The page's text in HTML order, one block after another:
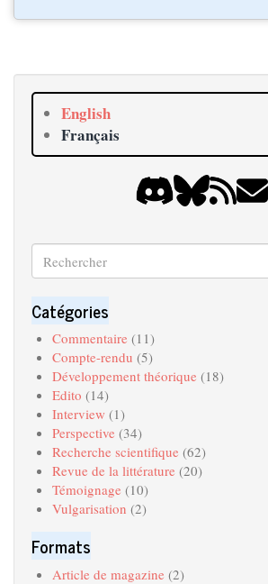
English
Français
Search
Rechercher
Catégories
Commentaire (11)
Compte-rendu (5)
Développement théorique (18)
Edito (14)
Interview (1)
Perspective (34)
Recherche scientifique (62)
Revue de la littérature (20)
Témoignage (10)
Vulgarisation (2)
Formats
Article de magazine (2)